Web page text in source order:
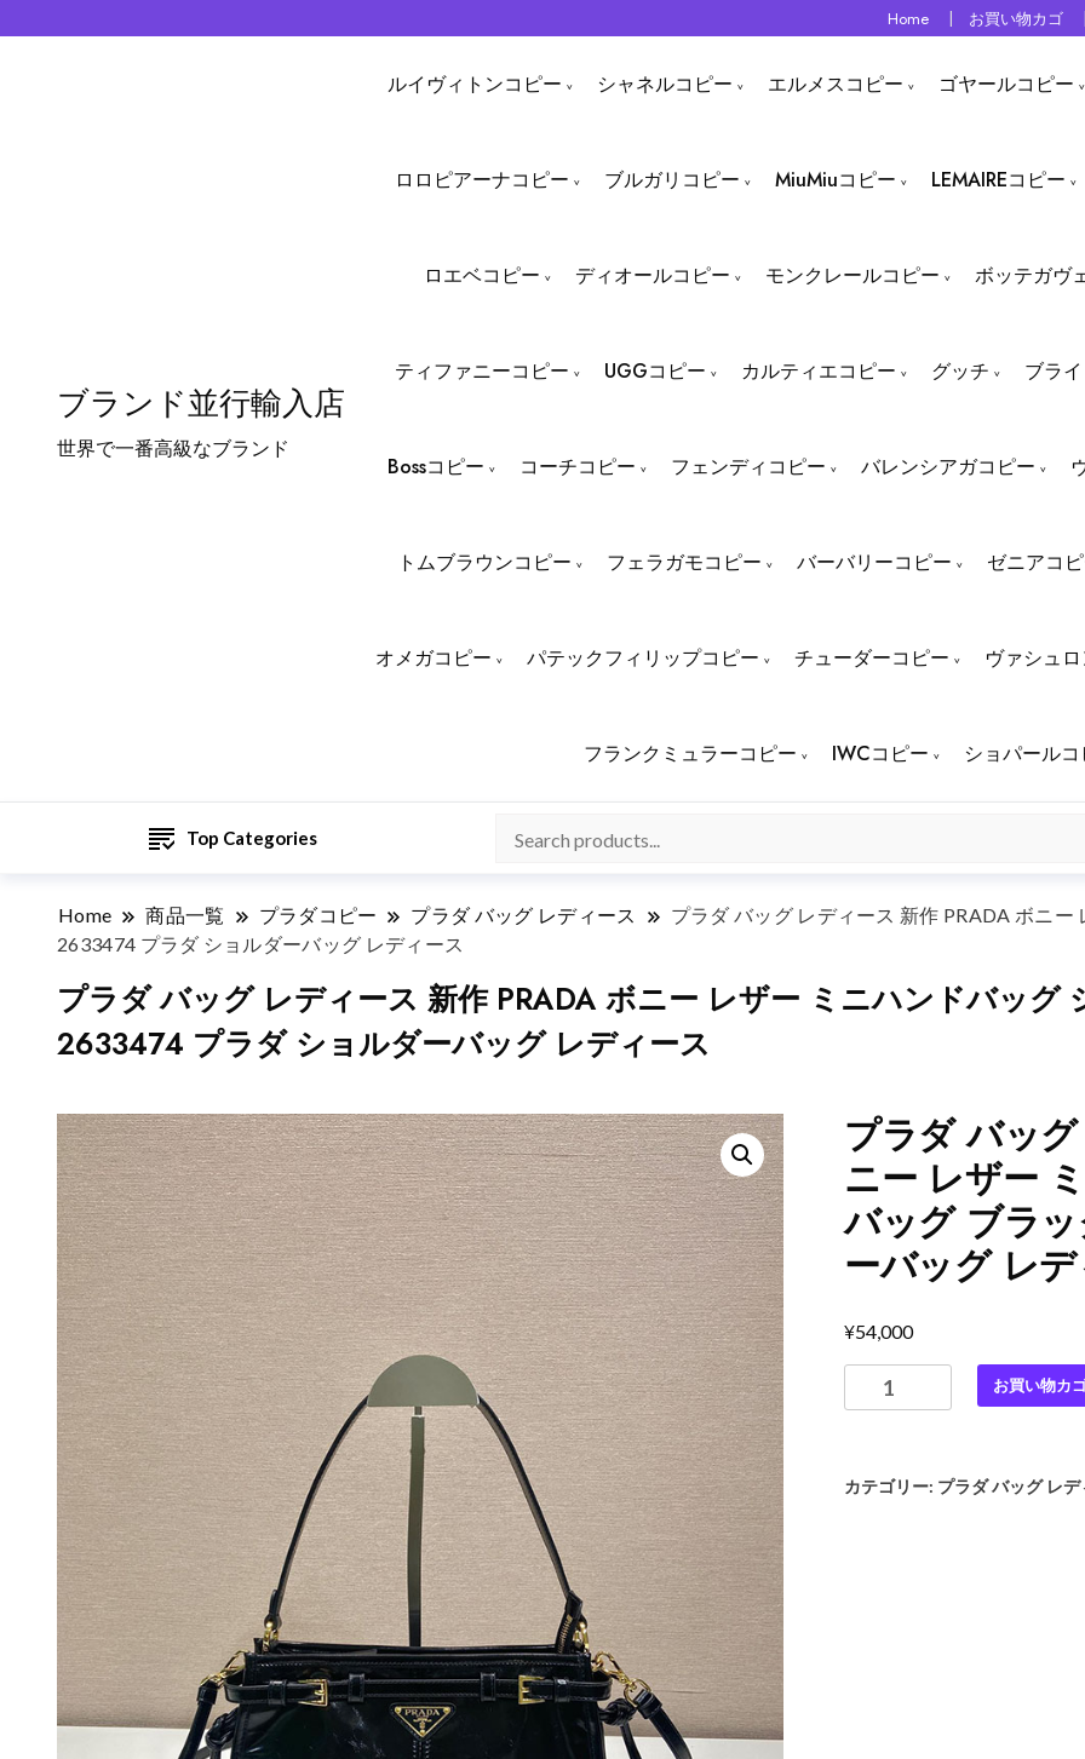
Home お買い物カゴ
ブランド並行輸入店
世界で一番高級なブランド
ルイヴィトンコピー シャネルコピー エルメスコピー ゴヤールコピー
ロロピアーナコピー ブルガリコピー MiuMiuコピー LEMAIREコピー
ロエベコピー ディオールコピー モンクレールコピー ボッテガヴ
ティファニーコピー UGGコピー カルティエコピー グッチ ブラ
Bossコピー コーチコピー フェンディコピー バレンシアガコピー
トムブラウンコピー フェラガモコピー バーバリーコピー ゼニアコ
オメガコピー パテックフィリップコピー チューダーコピー ヴァシュ
フランクミュラーコピー IWCコピー ショパール
Top Categories
Home 商品一覧 プラダコピー プラダ バッグ レディース
プラダ バッグ レディース 新作 PRADA ボニ
2633474 プラダ ショルダーバッグ レディース
プラダ バッグ レディース 新作 PRADA ボニー レザー ミニハンドバッグ
2633474 プラダ ショルダーバッグ レディース
プラダ バッ
ニー レザー
バッグ ブラ
ーバッグ レ
¥54,000
ラ
ッ
お買い物カ
カテゴリー: プラダ バッグ レデ